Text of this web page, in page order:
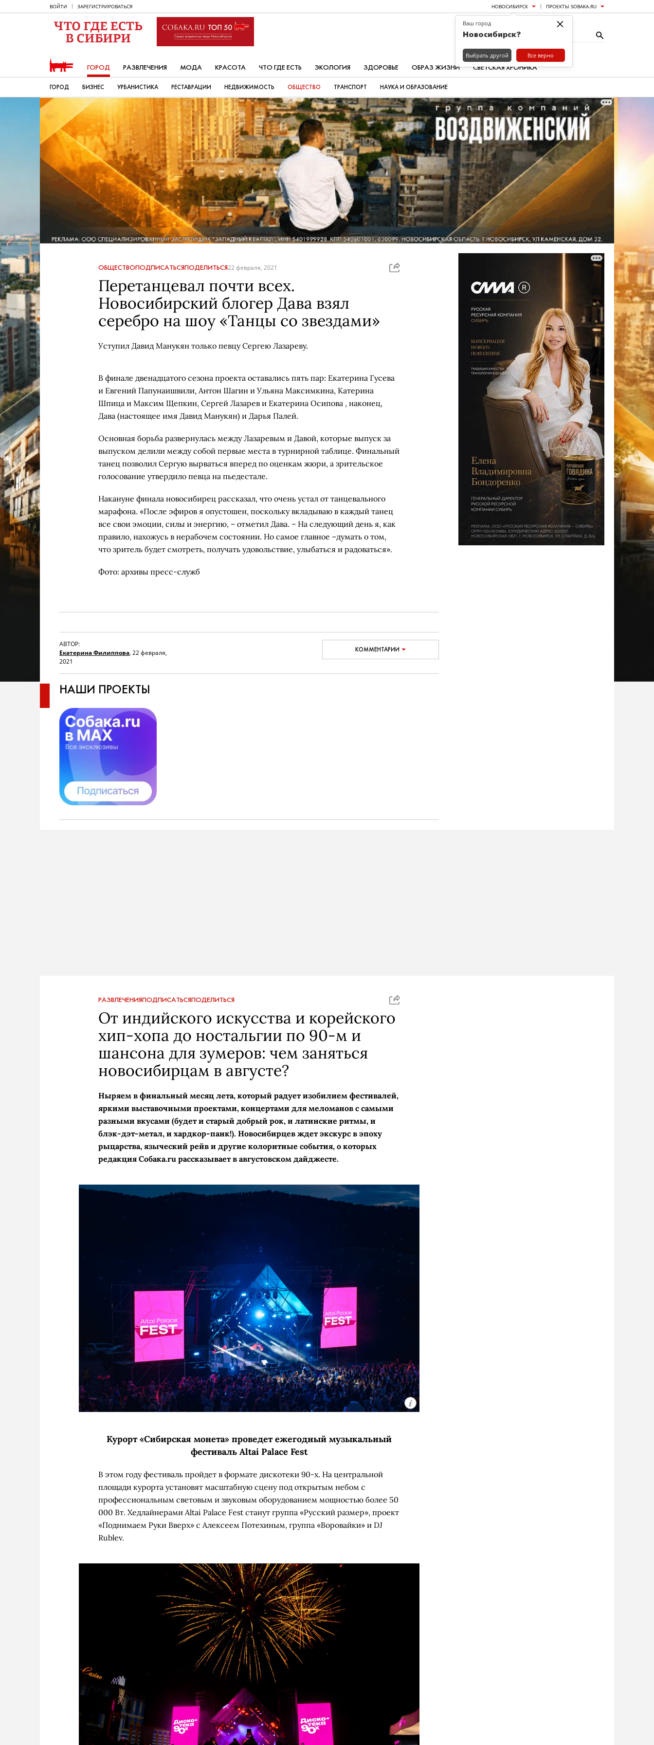
ВОЙТИ ЗАРЕГИСТРИРОВАТЬСЯ НОВОСИБИРСК ПРОЕКТЫ SOBAKA.RU
ГОРОД РАЗВЛЕЧЕНИЯ МОДА КРАСОТА ЧТО ГДЕ ЕСТЬ ЭКОЛОГИЯ ЗДОРОВЬЕ ОБРАЗ ЖИЗНИ СВЕТСКАЯ ХРОНИКА
ГОРОД БИЗНЕС УРБАНИСТИКА РЕСТАВРАЦИИ НЕДВИЖИМОСТЬ ОБЩЕСТВО ТРАНСПОРТ НАУКА И ОБРАЗОВАНИЕ
ОБЩЕСТВОПОДПИСАТЬСЯПОДЕЛИТЬСЯ22 февраля, 2021
Перетанцевал почти всех.
Новосибирский блогер Дава взял
серебро на шоу «Танцы со звездами»
Уступил Давид Манукян только певцу Сергею Лазареву.
В финале двенадцатого сезона проекта оставались пять пар: Екатерина Гусева
и Евгений Папунаишвили, Антон Шагин и Ульяна Максимкина, Катерина
Шпица и Максим Щепкин, Сергей Лазарев и Екатерина Осипова , наконец,
Дава (настоящее имя Давид Манукян) и Дарья Палей.
Основная борьба развернулась между Лазаревым и Давой, которые выпуск за
выпуском делили между собой первые места в турнирной таблице. Финальный
танец позволил Сергую вырваться вперед по оценкам жюри, а зрительское
голосование утвердило певца на пьедестале.
Накануне финала новосибирец рассказал, что очень устал от танцевального
марафона. «После эфиров я опустошен, поскольку вкладываю в каждый танец
все свои эмоции, силы и энергию, – отметил Дава. – На следующий день я, как
правило, нахожусь в нерабочем состоянии. Но самое главное –думать о том,
что зритель будет смотреть, получать удовольствие, улыбаться и радоваться».
Фото: архивы пресс-служб
АВТОР:
Екатерина Филиппова, 22 февраля,
2021
КОММЕНТАРИИ
НАШИ ПРОЕКТЫ
РАЗВЛЕЧЕНИЯПОДПИСАТЬСЯПОДЕЛИТЬСЯ
От индийского искусства и корейского
хип-хопа до ностальгии по 90-м и
шансона для зумеров: чем заняться
новосибирцам в августе?
Ныряем в финальный месяц лета, который радует изобилием фестивалей,
яркими выставочными проектами, концертами для меломанов с самыми
разными вкусами (будет и старый добрый рок, и латинские ритмы, и
блэк-дэт-метал, и хардкор-панк!). Новосибирцев ждет экскурс в эпоху
рыцарства, языческий рейв и другие колоритные события, о которых
редакция Собака.ru рассказывает в августовском дайджесте.
Курорт «Сибирская монета» проведет ежегодный музыкальный
фестиваль Altai Palace Fest
В этом году фестиваль пройдет в формате дискотеки 90-х. На центральной
площади курорта установят масштабную сцену под открытым небом с
профессиональным световым и звуковым оборудованием мощностью более 50
000 Вт. Хедлайнерами Altai Palace Fest станут группа «Русский размер», проект
«Поднимаем Руки Вверх» с Алексеем Потехиным, группа «Воровайки» и DJ
Rublev.
×
Ваш город
Новосибирск?
Выбрать другой Все верно